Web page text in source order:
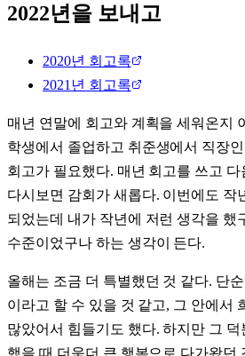
2022년을 보내고
2020년 회고록
2021년 회고록
매년 연말에 회고와 계획을 세워온지
학생에서 졸업하고 취준생에서 직장
회고가 필요했다. 매년 회고를 쓰고 다
다시보면 감회가 새롭다. 이번에도 작
되었는데 내가 작년에 저런 생각을 했
수준이었구나 하는 생각이 든다.
올해는 조금 더 특별했던 것 같다. 단
이라고 할 수 있을 것 같고, 그 안에서
많았어서 힘들기도 했다. 하지만 그
했을 때 더욱더 큰 행복으로 다가왔던